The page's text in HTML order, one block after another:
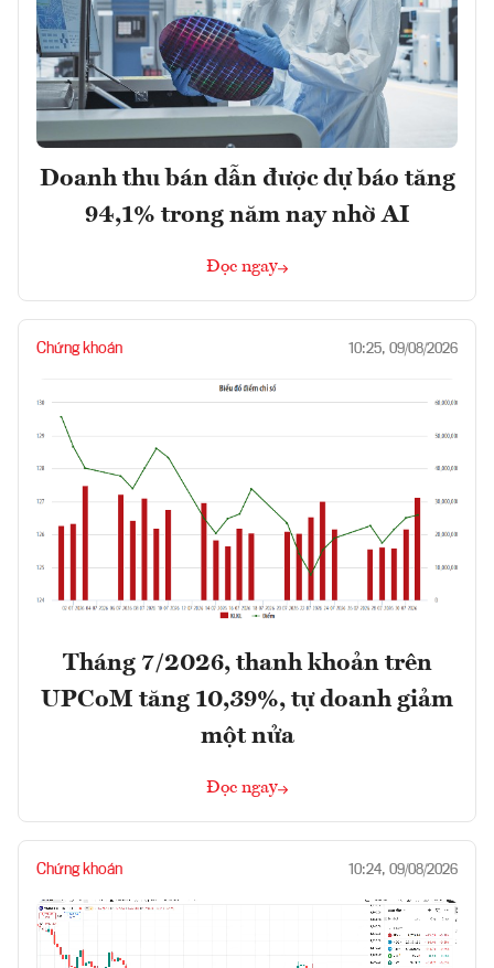
Doanh thu bán dẫn được dự báo tăng
94,1% trong năm nay nhờ AI
Đọc ngay
Chứng khoán 10:25, 09/08/2026
Tháng 7/2026, thanh khoản trên
UPCoM tăng 10,39%, tự doanh giảm
một nửa
Đọc ngay
Chứng khoán 10:24, 09/08/2026